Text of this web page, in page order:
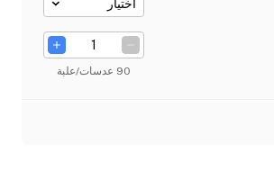
اختيار
90 عدسات/علبة